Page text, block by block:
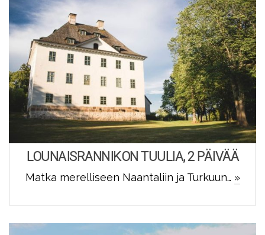
LOUNAISRANNIKON TUULIA, 2 PÄIVÄÄ
Matka merelliseen Naantaliin ja Turkuun… »